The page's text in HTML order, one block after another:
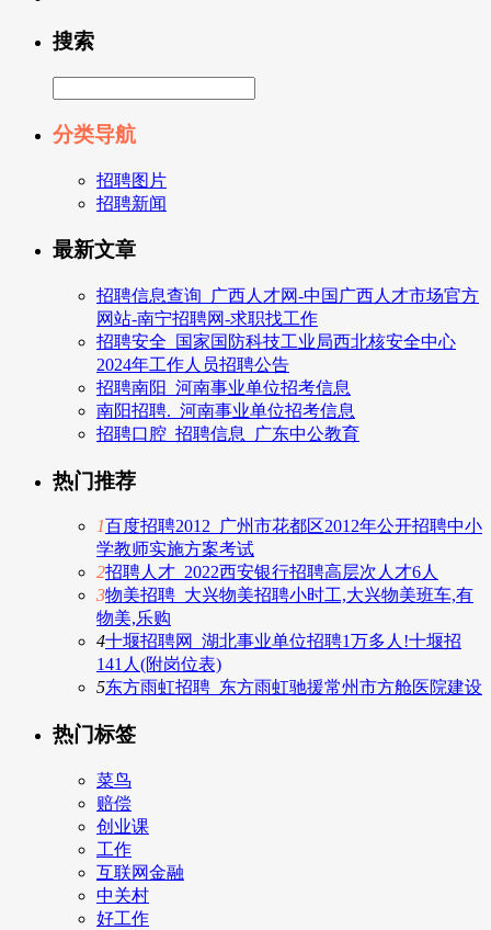
搜索
分类导航
招聘图片
招聘新闻
最新文章
招聘信息查询_广西人才网-中国广西人才市场官方
网站-南宁招聘网-求职找工作
招聘安全_国家国防科技工业局西北核安全中心
2024年工作人员招聘公告
招聘南阳_河南事业单位招考信息
南阳招聘._河南事业单位招考信息
招聘口腔_招聘信息_广东中公教育
热门推荐
1百度招聘2012_广州市花都区2012年公开招聘中小
学教师实施方案考试
2招聘人才_2022西安银行招聘高层次人才6人
3物美招聘_大兴物美招聘小时工,大兴物美班车,有
物美,乐购
4十堰招聘网_湖北事业单位招聘1万多人!十堰招
141人(附岗位表)
5东方雨虹招聘_东方雨虹驰援常州市方舱医院建设
热门标签
菜鸟
赔偿
创业课
工作
互联网金融
中关村
好工作